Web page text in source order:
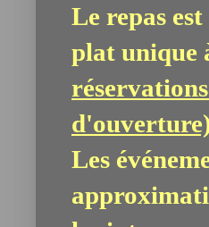
Le repas
plat unique
Les